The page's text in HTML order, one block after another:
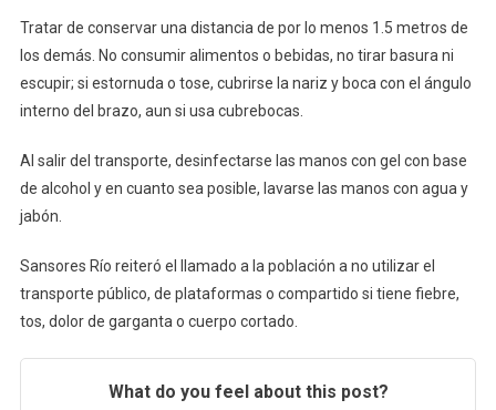
Tratar de conservar una distancia de por lo menos 1.5 metros de
los demás. No consumir alimentos o bebidas, no tirar basura ni
escupir; si estornuda o tose, cubrirse la nariz y boca con el ángulo
interno del brazo, aun si usa cubrebocas.
Al salir del transporte, desinfectarse las manos con gel con base
de alcohol y en cuanto sea posible, lavarse las manos con agua y
jabón.
Sansores Río reiteró el llamado a la población a no utilizar el
transporte público, de plataformas o compartido si tiene fiebre,
tos, dolor de garganta o cuerpo cortado.
What do you feel about this post?